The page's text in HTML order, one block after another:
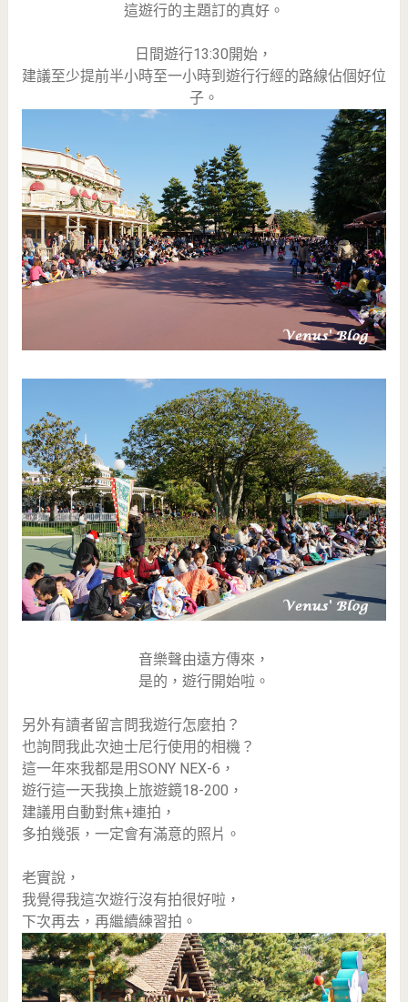
這遊行的主題訂的真好。
日間遊行13:30開始，
建議至少提前半小時至一小時到遊行行經的路線佔個好位
子。
音樂聲由遠方傳來，
是的，遊行開始啦。
另外有讀者留言問我遊行怎麼拍？
也詢問我此次迪士尼行使用的相機？
這一年來我都是用SONY NEX-6，
遊行這一天我換上旅遊鏡18-200，
建議用自動對焦+連拍，
多拍幾張，一定會有滿意的照片。
老實說，
我覺得我這次遊行沒有拍很好啦，
下次再去，再繼續練習拍。